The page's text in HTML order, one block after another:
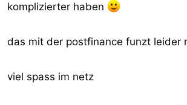
Kein Browserproblem, kein Plugin nötig,
komplizierter haben
das mit der postfinance funzt leider
viel spass im netz